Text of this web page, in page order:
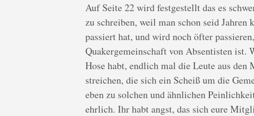
Auf Seite 22 wird festgestellt das es
zu schreiben, weil man schon seid Jahren
passiert hat, und wird noch öfter
Quakergemeinschaft von Absentisten ist.
Hose habt, endlich mal die Leute aus
streichen, die sich ein Scheiß um die
eben zu solchen und ähnlichen
ehrlich. Ihr habt angst, das sich eure